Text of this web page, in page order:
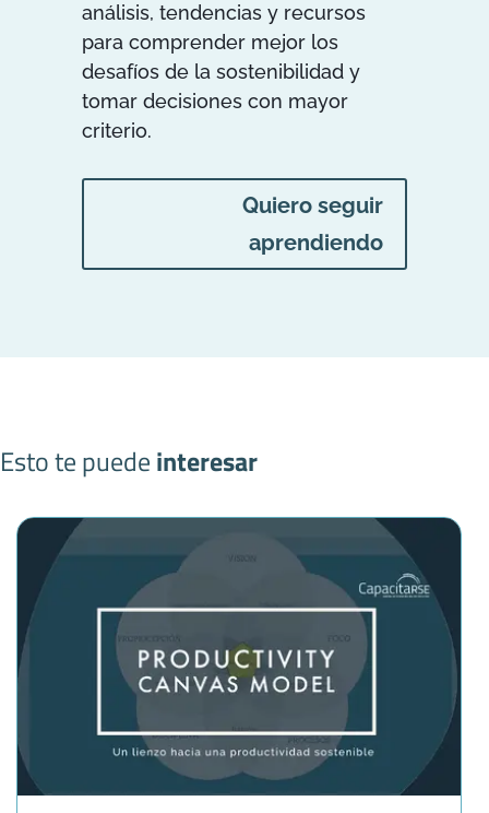
análisis, tendencias y recursos
para comprender mejor los
desafíos de la sostenibilidad y
tomar decisiones con mayor
criterio.
Quiero seguir
aprendiendo
Esto te puedeinteresar